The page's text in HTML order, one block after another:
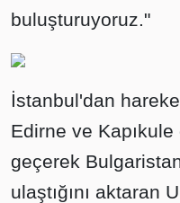
buluşturuyoruz."
İstanbul'dan
Edirne ve
geçerek
ulaştığını aktaran